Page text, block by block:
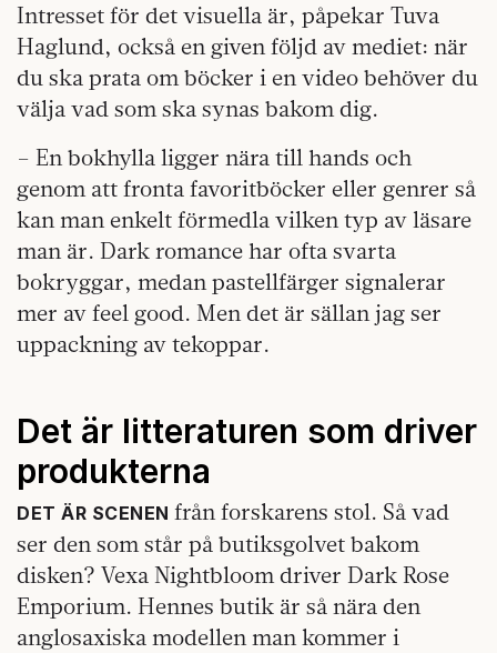
Intresset för det visuella är, påpekar Tuva
Haglund, också en given följd av mediet: när
du ska prata om böcker i en video behöver du
välja vad som ska synas bakom dig.
– En bokhylla ligger nära till hands och
genom att fronta favoritböcker eller genrer så
kan man enkelt förmedla vilken typ av läsare
man är. Dark romance har ofta svarta
bokryggar, medan pastellfärger signalerar
mer av feel good. Men det är sällan jag ser
uppackning av tekoppar.
Det är litteraturen som driver
produkterna
DET ÄR SCENEN från forskarens stol. Så vad
ser den som står på butiksgolvet bakom
disken? Vexa Nightbloom driver Dark Rose
Emporium. Hennes butik är så nära den
anglosaxiska modellen man kommer i